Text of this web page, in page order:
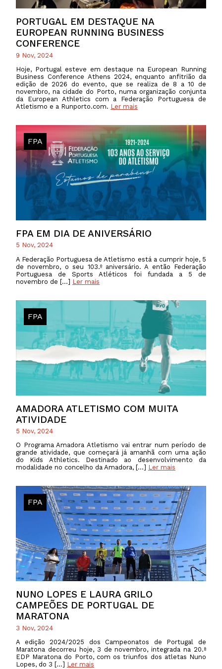
PORTUGAL EM DESTAQUE NA
EUROPEAN RUNNING BUSINESS
CONFERENCE
9 Nov, 2024
Hoje, Portugal esteve em destaque na European Running
Business Conference Athens 2024, enquanto anfitrião da
edição de 2026 do evento, que se realiza de 8 a 10 de
novembro, na cidade do Porto, numa organização conjunta
da European Athletics com a Federação Portuguesa de
Atletismo e a Runporto.com. Ler mais
FPA EM DIA DE ANIVERSÁRIO
FPA
5 Nov, 2024
A Federação Portuguesa de Atletismo está a cumprir hoje, 5
de novembro, o seu 103.º aniversário. A então Federação
Portuguesa de Sports Atléticos foi fundada a 5 de
novembro de […] Ler mais
AMADORA ATLETISMO COM MUITA
ATIVIDADE
FPA
5 Nov, 2024
O Programa Amadora Atletismo vai entrar num período de
grande atividade, que começará já amanhã com uma ação
do Kids Athletics. Destinado ao desenvolvimento da
modalidade no concelho da Amadora, […] Ler mais
NUNO LOPES E LAURA GRILO
CAMPEÕES DE PORTUGAL DE
MARATONA
FPA
3 Nov, 2024
A edição 2024/2025 dos Campeonatos de Portugal de
Maratona decorreu hoje, 3 de novembro, integrada na 20.ª
EDP Maratona do Porto, com os triunfos dos atletas Nuno
Lopes, do 3 […] Ler mais